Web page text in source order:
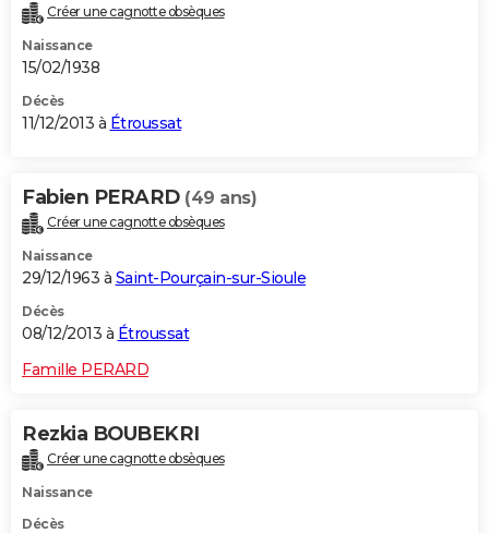
Créer une cagnotte obsèques
Naissance
15/02/1938
Décès
11/12/2013 à Étroussat
Fabien PERARD (49 ans)
Créer une cagnotte obsèques
Naissance
29/12/1963 à Saint-Pourçain-sur-Sioule
Décès
08/12/2013 à Étroussat
Famille PERARD
Rezkia BOUBEKRI
Créer une cagnotte obsèques
Naissance
Décès